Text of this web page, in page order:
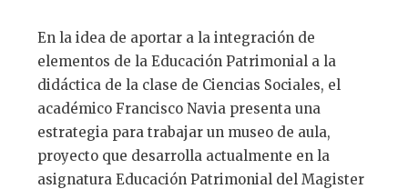
En la idea de aportar a la integración de
elementos de la Educación Patrimonial a la
didáctica de la clase de Ciencias Sociales, el
académico Francisco Navia presenta una
estrategia para trabajar un museo de aula,
proyecto que desarrolla actualmente en la
asignatura Educación Patrimonial del Magister